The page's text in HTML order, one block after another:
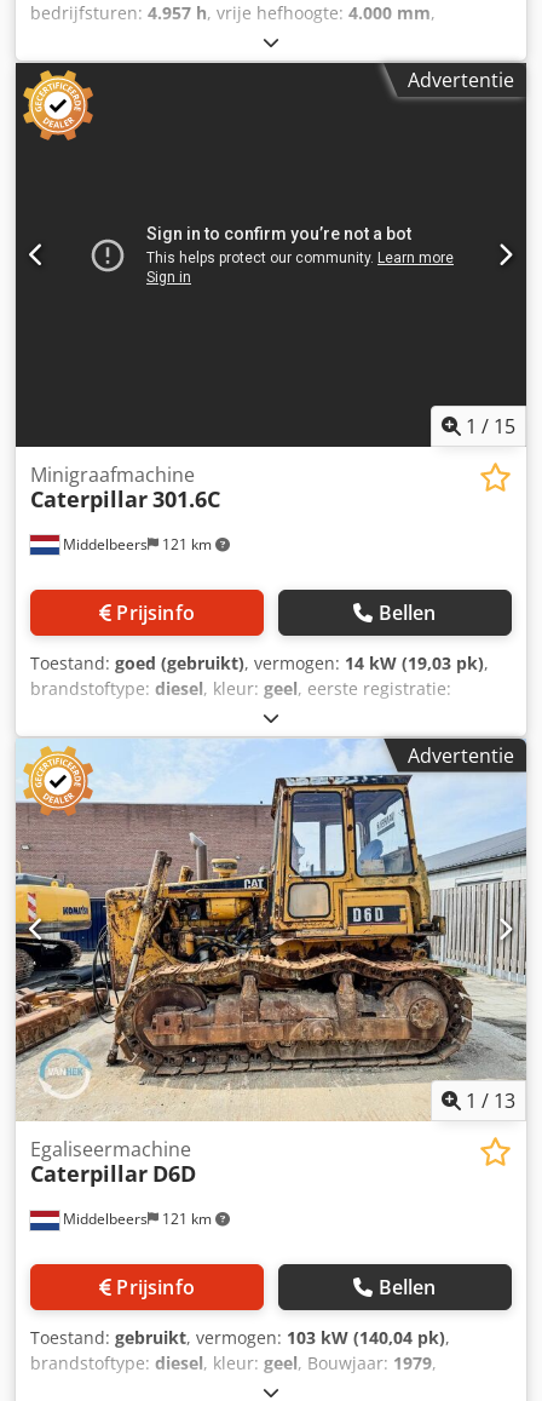
bedrijfsturen: 4.957 h, vrije hefhoogte: 4.000 mm,
, soort overbrenging:
kleur:geel, Bouwjaar: 2000 Dodpfozd E S Dox Agusck
Leeggewicht: 4.610 kg Hefvermogen: 3.000 kg Technische
staat: zeer goed Optische staat: zeer goed Neem contact
op met Thierry Leemans voor meer informatie.
Advertentie
1 / 15
Middelbeers 121 km
Minigraafmachine
Caterpillar301.6C
Prijsinfo Bellen
Toestand: goed (gebruikt), vermogen: 14 kW (19,03 pk),
brandstoftype: diesel, kleur: geel, eerste registratie:
, bedrijfsturen:
2006 Dodpfx Agsw Hpqrouock Aandrijving: Rups Aantal
cilinders: 3 Leeggewicht: 1.720 kg Technische staat: goed
Optische staat: goed Prijs: Op aanvraag Serienummer:
JBB00645 Neem contact op met Ernst van Hek voor meer
informatie.
Advertentie
1 / 13
Middelbeers 121 km
Egaliseermachine
Caterpillar D6D
Prijsinfo Bellen
Toestand: gebruikt, vermogen: 103 kW (140,04 pk),
brandstoftype: diesel, kleur: geel, Bouwjaar: 1979,
Algemene informatie Bouwjaar: 1979 Modeljaar: 1979